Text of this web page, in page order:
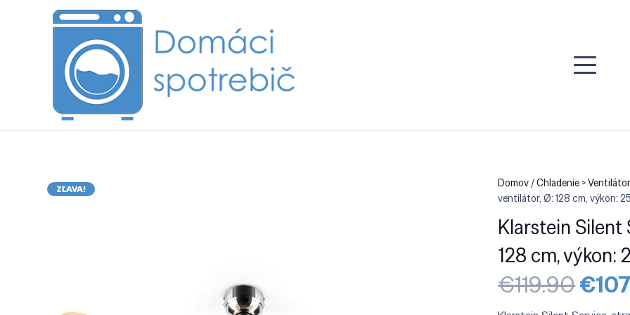
ZĽAVA! Domov/Chladenie >
ventilátor, Ø: 128 cm, výkon:
Klarstein Silent
128 cm, výkon:
€119.90 cena
€